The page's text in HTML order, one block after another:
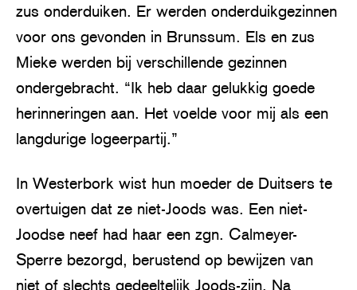
zus onderduiken. Er werden onderduikgezinnen
voor ons gevonden in Brunssum. Els en zus
Mieke werden bij verschillende gezinnen
ondergebracht. “Ik heb daar gelukkig goede
herinneringen aan. Het voelde voor mij als een
langdurige logeerpartij.”
In Westerbork wist hun moeder de Duitsers te
overtuigen dat ze niet-Joods was. Een niet-
Joodse neef had haar een zgn. Calmeyer-
Sperre bezorgd, berustend op bewijzen van
niet of slechts gedeeltelijk Joods-zijn. Na